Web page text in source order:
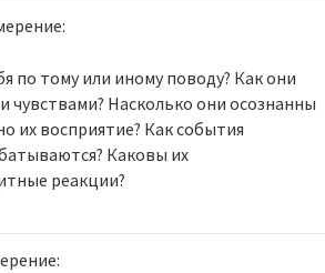
по тому или иному поводу? Как они
чувствами? Насколько они осознанны
их восприятие? Как события
Каковы их
реакции?